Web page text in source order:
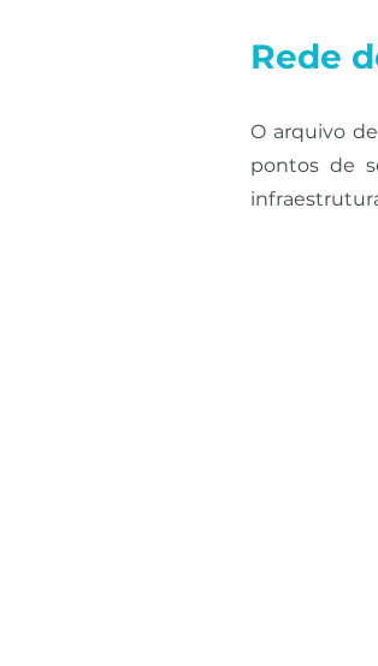
Rede
O arquivo
pontos de